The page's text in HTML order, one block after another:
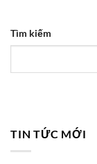
Tìm kiếm
TIN TỨC MỚI